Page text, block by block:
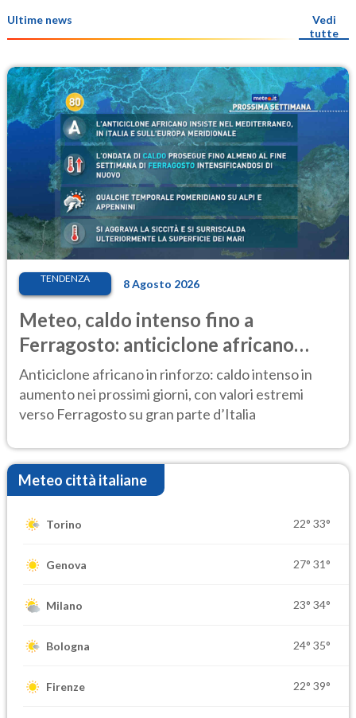
Ultime news
Vedi
tutte
TENDENZA 8 Agosto 2026
Meteo, caldo intenso fino a
Ferragosto: anticiclone africano
ancora protagonista
Anticiclone africano in rinforzo: caldo intenso in
aumento nei prossimi giorni, con valori estremi
verso Ferragosto su gran parte d’Italia
Meteo città italiane
Torino 22° 33°
Genova 27° 31°
Milano 23° 34°
Bologna 24° 35°
Firenze 22° 39°